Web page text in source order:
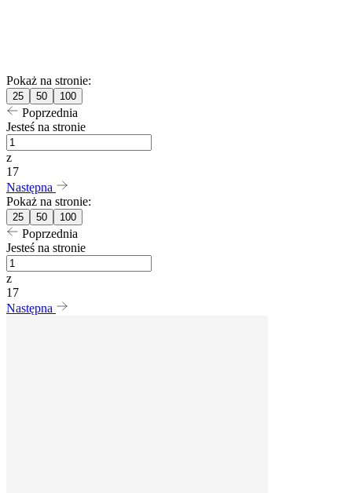
Pokaż na stronie:
25 50 100
Poprzednia
Jesteś na stronie
z
17
Następna
Pokaż na stronie:
25 50 100
Poprzednia
Jesteś na stronie
z
17
Następna